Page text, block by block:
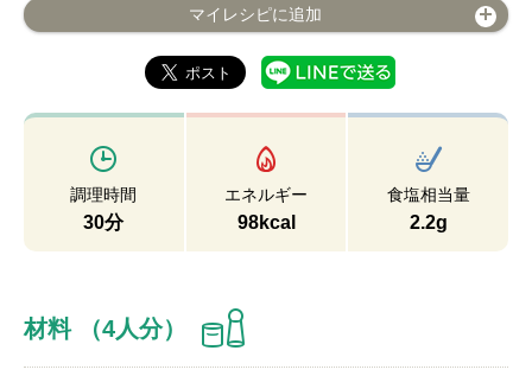
マイレシピに追加
調理時間
30分
エネルギー
98kcal
食塩相当量
2.2g
材料 （4人分）